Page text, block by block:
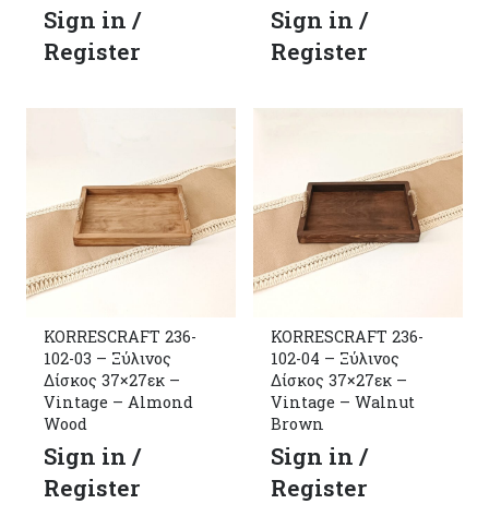
Sign in /
Register
Sign in /
Register
KORRESCRAFT 236-
102-03 – Ξύλινος
Δίσκος 37×27εκ –
Vintage – Almond
Wood
Sign in /
Register
KORRESCRAFT 236-
102-04 – Ξύλινος
Δίσκος 37×27εκ –
Vintage – Walnut
Brown
Sign in /
Register